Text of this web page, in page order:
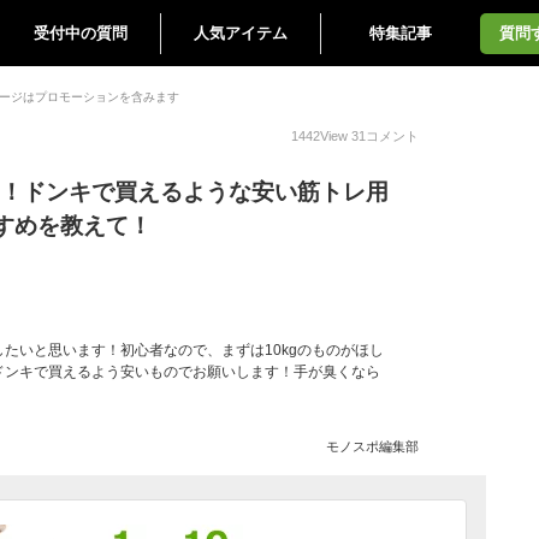
受付中の質問 人気アイテム 特集記事 質問
ジはプロモーションを含みます
1442View 31 コメント
ドンキで買えるような安い筋トレ用
めを教えて！
いと思います！初心者なので、まずは10kgのものがほし
キで買えるよう安いものでお願いします！手が臭くなら
モノスポ編集部